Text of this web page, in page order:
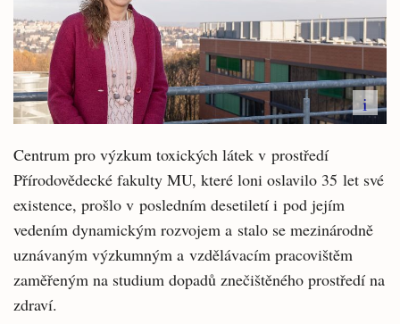
i
Centrum pro výzkum toxických látek v prostředí
Přírodovědecké fakulty MU, které loni oslavilo 35 let své
existence, prošlo v posledním desetiletí i pod jejím
vedením dynamickým rozvojem a stalo se mezinárodně
uznávaným výzkumným a vzdělávacím pracovištěm
zaměřeným na studium dopadů znečištěného prostředí na
zdraví.